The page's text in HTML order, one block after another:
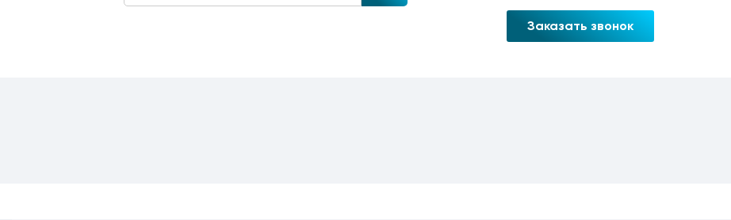
Заказать звонок